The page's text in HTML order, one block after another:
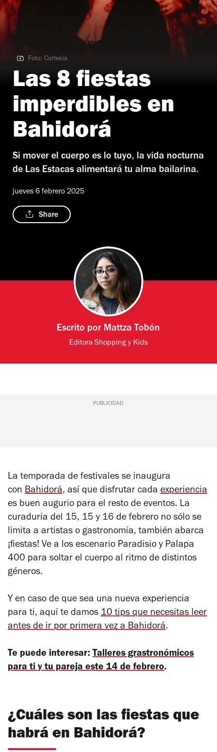
Foto: Cortesía
Foto: Cortesía
Las 8 fiestas
imperdibles en
Bahidorá
Si mover el cuerpo es lo tuyo, la vida nocturna
de Las Estacas alimentará tu alma bailarina.
jueves 6 febrero 2025
Share
Escrito por Mattza Tobón
Editora Shopping y Kids
PUBLICIDAD
La temporada de festivales se inaugura
con Bahidorá, así que disfrutar cada experiencia
es buen augurio para el resto de eventos. La
curaduría del 15, 15 y 16 de febrero no sólo se
limita a artistas o gastronomía, también abarca
¡fiestas! Ve a los escenario Paradisio y Palapa
400 para soltar el cuerpo al ritmo de distintos
géneros.
Y en caso de que sea una nueva experiencia
para ti, aquí te damos 10 tips que necesitas leer
antes de ir por primera vez a Bahidorá.
Te puede interesar: Talleres grastronómicos
para ti y tu pareja este 14 de febrero.
¿Cuáles son las fiestas que
habrá en Bahidorá?